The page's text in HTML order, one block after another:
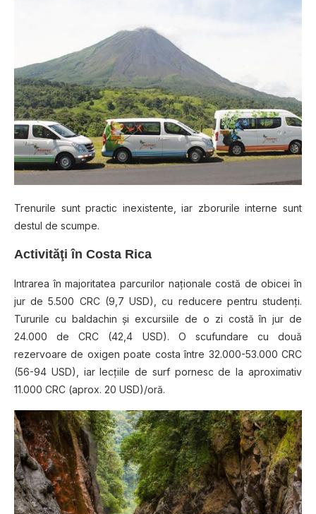
Trenurile sunt practic inexistente, iar zborurile interne sunt
destul de scumpe.
Activităţi în Costa Rica
Intrarea în majoritatea parcurilor naţionale costă de obicei în
jur de 5.500 CRC (9,7 USD), cu reducere pentru studenţi.
Tururile cu baldachin şi excursiile de o zi costă în jur de
24.000 de CRC (42,4 USD). O scufundare cu două
rezervoare de oxigen poate costa între 32.000-53.000 CRC
(56-94 USD), iar lecţiile de surf pornesc de la aproximativ
11.000 CRC (aprox. 20 USD)/oră.